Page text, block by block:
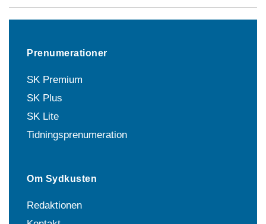
Prenumerationer
SK Premium
SK Plus
SK Lite
Tidningsprenumeration
Om Sydkusten
Redaktionen